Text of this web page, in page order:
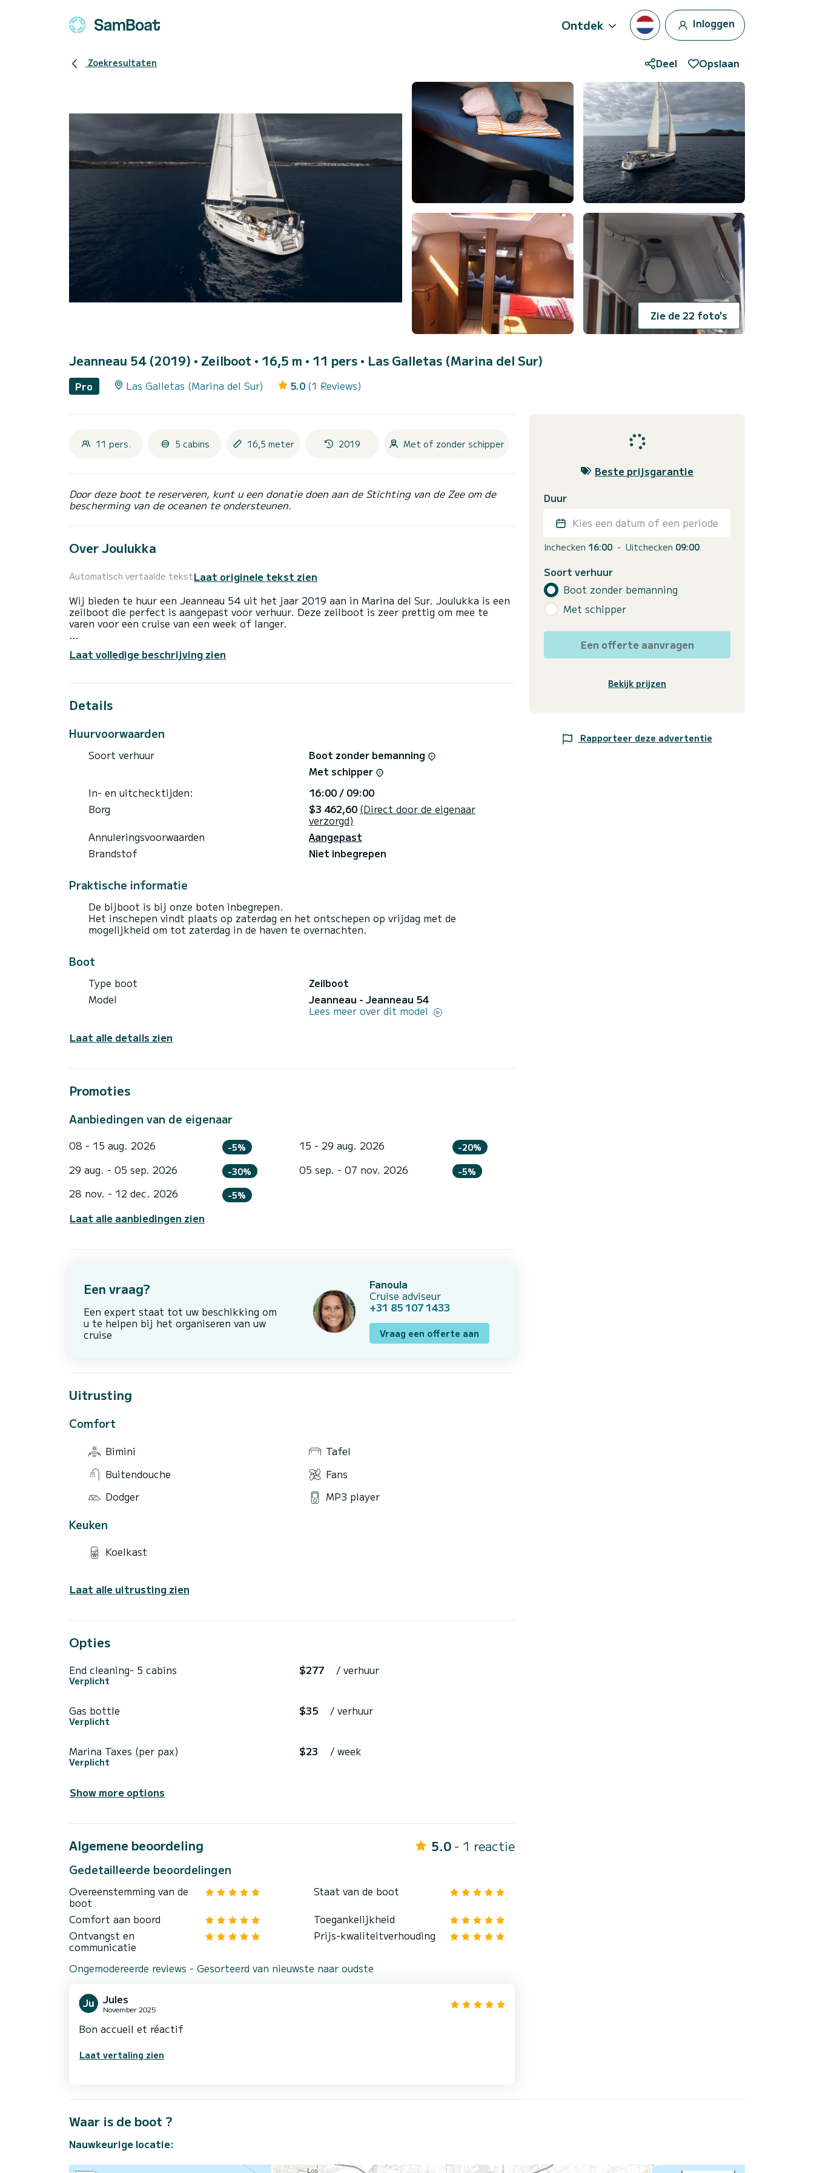
Ontdek Inloggen
Zoekresultaten Deel Opslaan
Zie de 22 foto's
Jeanneau 54 (2019) • Zeilboot • 16,5 m • 11 pers • Las Galletas (Marina del Sur)
Pro Las Galletas (Marina del Sur) 5.0 (1 Reviews)
11 pers. 5 cabins 16,5 meter 2019 Met of zonder schipper
Door deze boot te reserveren, kunt u een donatie doen aan de Stichting van de Zee om de
bescherming van de oceanen te ondersteunen.
Over Joulukka
Automatisch vertaalde tekstLaat originele tekst zien
Wij bieden te huur een Jeanneau 54 uit het jaar 2019 aan in Marina del Sur. Joulukka is een
zeilboot die perfect is aangepast voor verhuur. Deze zeilboot is zeer prettig om mee te
varen voor een cruise van een week of langer.
lengte van 17 meter is dit uw beste bondgenoot voor een buitengewone vakantie op het
volgende uitrusting: Dekdouche.
Wij nodigen u uit om rechtstreeks via het platform een offerte aan te vragen, wij sturen u
Laat volledige beschrijving zien
Details
Huurvoorwaarden
Soort verhuur
Boot zonder bemanning
Met schipper
In- en uitchecktijden:
16:00 / 09:00
Borg
$3 462,60 (Direct door de eigenaar
verzorgd)
Annuleringsvoorwaarden
Aangepast
Brandstof
Niet inbegrepen
Praktische informatie
De bijboot is bij onze boten inbegrepen.
Het inschepen vindt plaats op zaterdag en het ontschepen op vrijdag met de
mogelijkheid om tot zaterdag in de haven te overnachten.
Boot
Type boot
Zeilboot
Model
Jeanneau - Jeanneau 54
Lees meer over dit model
Laat alle details zien
Promoties
Aanbiedingen van de eigenaar
08 - 15 aug. 2026 -5% 15 - 29 aug. 2026 -20%
29 aug. - 05 sep. 2026 -30% 05 sep. - 07 nov. 2026 -5%
28 nov. - 12 dec. 2026 -5%
Laat alle aanbiedingen zien
Een vraag?
Een expert staat tot uw beschikking om
u te helpen bij het organiseren van uw
cruise
Fanoula
Cruise adviseur
+31 85 107 1433
Vraag een offerte aan
Uitrusting
Comfort
Bimini
Tafel
Buitendouche
Fans
Dodger
MP3 player
Keuken
Koelkast
Laat alle uitrusting zien
Opties
End cleaning- 5 cabins
Verplicht
$277 / verhuur
Gas bottle
Verplicht
$35 / verhuur
Marina Taxes (per pax)
Verplicht
$23 / week
Show more options
Algemene beoordeling 5.0 - 1 reactie
Gedetailleerde beoordelingen
Overeenstemming van de
boot
Staat van de boot
Comfort aan boord
Toegankelijkheid
Ontvangst en
communicatie
Prijs-kwaliteitverhouding
Ongemodereerde reviews - Gesorteerd van nieuwste naar oudste
Jules
November 2025
Bon accueil et réactif
Laat vertaling zien
Beste prijsgarantie
Duur
Kies een datum of een periode
Inchecken 16:00 - Uitchecken 09:00
Soort verhuur
Boot zonder bemanning
Met schipper
Een offerte aanvragen
Bekijk prijzen
Rapporteer deze advertentie
Waar is de boot ?
Nauwkeurige locatie: